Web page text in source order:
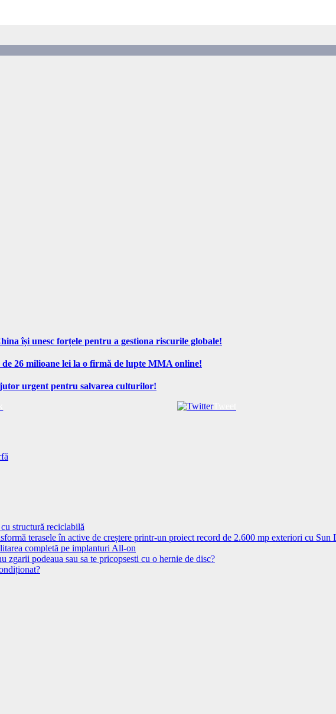
își unesc forțele pentru a gestiona riscurile globale!
26 milioane lei la o firmă de lupte MMA online!
urgent pentru salvarea culturilor!
Tweet
structură reciclabilă
terasele în active de creștere printr-un proiect record de 2.600 mp exteriori cu Sun
completă pe implanturi All-on
zgarii podeaua sau sa te pricopsesti cu o hernie de disc?